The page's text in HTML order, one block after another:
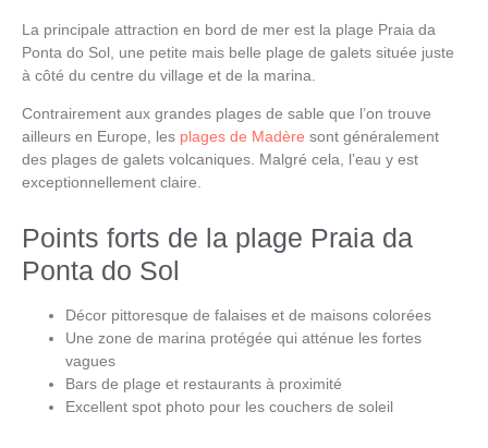
La principale attraction en bord de mer est la plage Praia da
Ponta do Sol , une petite mais belle plage de galets située juste
à côté du centre du village et de la marina.
Contrairement aux grandes plages de sable que l’on trouve
ailleurs en Europe, les plages de Madère sont généralement
des plages de galets volcaniques. Malgré cela, l’eau y est
exceptionnellement claire.
Points forts de la plage Praia da
Ponta do Sol
Décor pittoresque de falaises et de maisons colorées
Une zone de marina protégée qui atténue les fortes
vagues
Bars de plage et restaurants à proximité
Excellent spot photo pour les couchers de soleil